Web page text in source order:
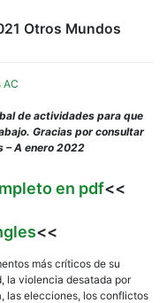
Otros Mundos
AC
de actividades para que
Gracias por consultar
– A enero 2022
en pdf<<
<<
más críticos de su
la violencia desatada por
las elecciones, los conflictos